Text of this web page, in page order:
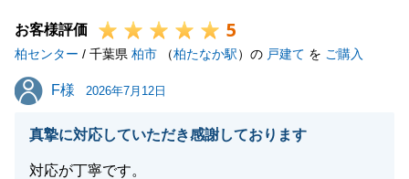
お客様評価 5
柏センター / 千葉県 柏市 （柏たなか駅）の 戸建て を ご購入
F様
F様 2026年7月12日
真摯に対応していただき感謝しております
対応が丁寧です。